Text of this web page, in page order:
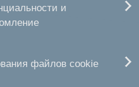
и
файлов cookie